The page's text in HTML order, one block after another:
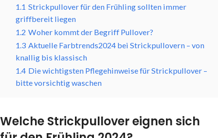
1.1 Strickpullover für den Frühling sollten immer
griffbereit liegen
1.2 Woher kommt der Begriff Pullover?
1.3 Aktuelle Farbtrends2024 bei Strickpullovern – von
knallig bis klassisch
1.4 Die wichtigsten Pflegehinweise für Strickpullover –
bitte vorsichtig waschen
Welche Strickpullover eignen sich